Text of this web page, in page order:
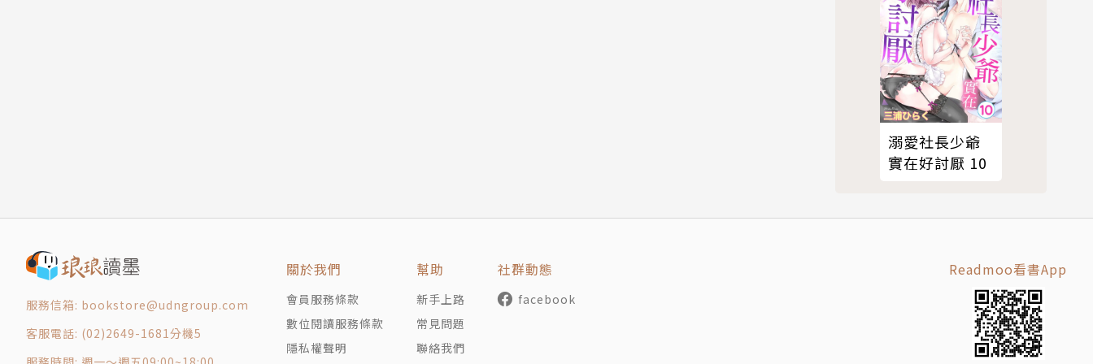
溺愛社長少爺
實在好討厭 10
服務信箱: bookstore@udngroup.com
客服電話: (02)2649-1681分機5
關於我們
會員服務條款
數位閱讀服務條款
隱私權聲明
幫助
新手上路
常見問題
聯絡我們
社群動態
facebook
Readmoo看書App